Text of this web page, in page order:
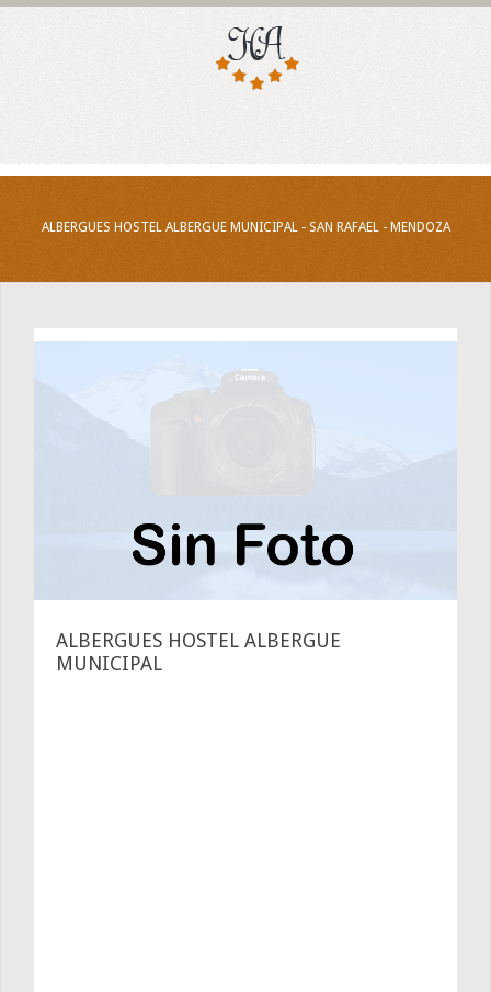
ALBERGUES HOSTEL ALBERGUE MUNICIPAL - SAN RAFAEL - MENDOZA
ALBERGUES HOSTEL ALBERGUE
MUNICIPAL